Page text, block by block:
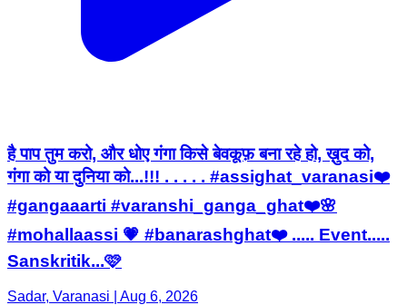
है पाप तुम करो, और धोए गंगा किसे बेवकूफ़ बना रहे हो, ख़ुद को,
गंगा को या दुनिया को...!!! . . . . . #assighat_varanasi❤️
#gangaaarti #varanshi_ganga_ghat❤️🌸
#mohallaassi 💗 #banarashghat❤️ ..... Event.....
Sanskritik...🩷
Sadar, Varanasi | Aug 6, 2026